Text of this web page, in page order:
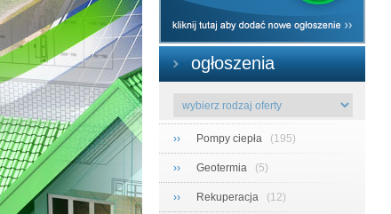
ogłoszenia
›› Pompy ciepła (195)
›› Geotermia (5)
›› Rekuperacja (12)